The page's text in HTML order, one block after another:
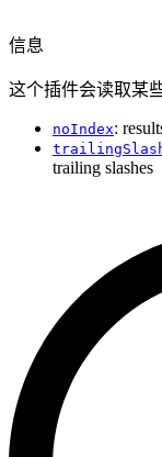
信息
这个插件会读取某
noIndex:
trailing slashes